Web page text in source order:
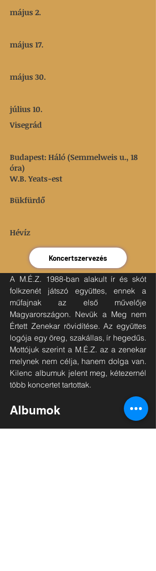
május 2.
május 17.
május 30.
július 10.
Visegrád
Budapest: Háló (Semmelweis u., 18
óra)
W.B. Yeats-est
Bükfürdő
Hévíz
Koncertszervezés
A M.É.Z. 1988-ban alakult ír és skót
folkzenét játszó együttes, ennek a
műfajnak az első művelője
Magyarországon. Nevük a Meg nem
Értett Zenekar rövidítése. Az együttes
logója egy öreg, szakállas, ír hegedűs.
Mottójuk szerint a M.É.Z. az a zenekar
melynek nem célja, hanem dolga van.
Kilenc albumuk jelent meg, kétezernél
több koncertet tartottak.
Albumok